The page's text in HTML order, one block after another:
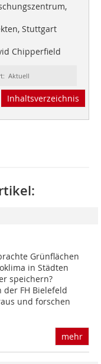
Stuttgart
Chipperfield
Aktuell
Inhaltsverzeichnis
Grünflächen
in Städten
speichern?
FH Bielefeld
und forschen
mehr